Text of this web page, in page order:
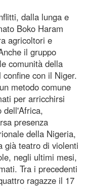
dalla lunga e
Boko Haram
agricoltori e
il gruppo
comunità della
con il Niger.
metodo comune
per arricchirsi
dell'Africa,
presenza
della Nigeria,
già teatro di violenti
negli ultimi mesi,
Tra i precedenti
ragazze il 17